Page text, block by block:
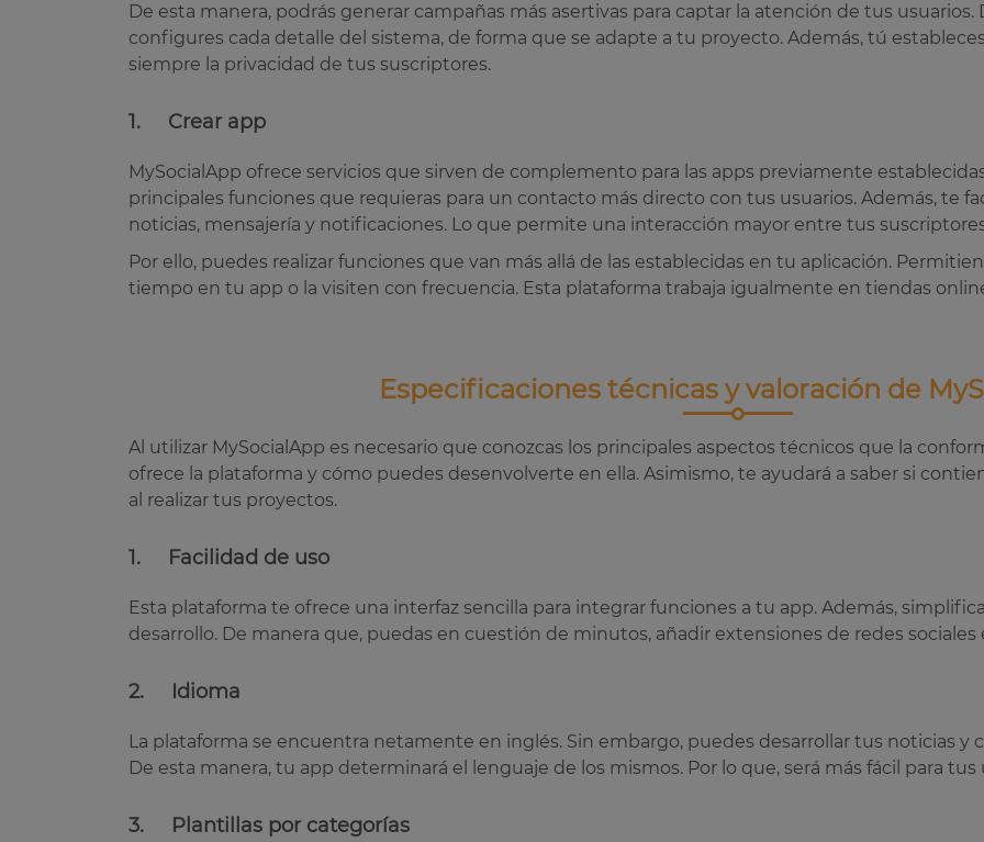
De esta manera, podrás generar campañas más asertivas para captar la atención de tus
configures cada detalle del sistema, de forma que se adapte a tu proyecto. Además, tú
siempre la privacidad de tus suscriptores.
1. Crear app
MySocialApp ofrece servicios que sirven de complemento para las apps previamente
principales funciones que requieras para un contacto más directo con tus usuarios. Además, te
noticias, mensajería y notificaciones. Lo que permite una interacción mayor entre tus
Por ello, puedes realizar funciones que van más allá de las establecidas en tu aplicación.
tiempo en tu app o la visiten con frecuencia. Esta plataforma trabaja igualmente en tiendas
Especificaciones técnicas y valoración de
Al utilizar MySocialApp es necesario que conozcas los principales aspectos técnicos que la
ofrece la plataforma y cómo puedes desenvolverte en ella. Asimismo, te ayudará a saber si
al realizar tus proyectos.
1. Facilidad de uso
Esta plataforma te ofrece una interfaz sencilla para integrar funciones a tu app. Además,
desarrollo. De manera que, puedas en cuestión de minutos, añadir extensiones de redes
2. Idioma
La plataforma se encuentra netamente en inglés. Sin embargo, puedes desarrollar tus noticias
De esta manera, tu app determinará el lenguaje de los mismos. Por lo que, será más fácil para
3. Plantillas por categorías